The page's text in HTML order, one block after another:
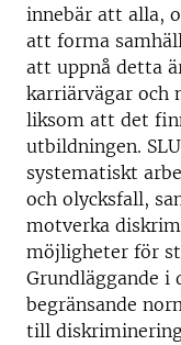
innebär att alla,
att forma
att uppnå detta
karriärvägar och
liksom att det
utbildningen.
systematiskt
och olycksfall,
motverka
möjligheter för
Grundläggande i
begränsande
till